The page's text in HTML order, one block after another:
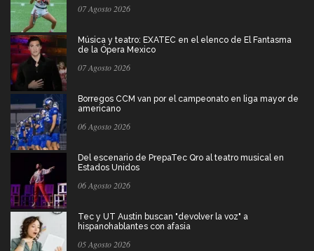
07 Agosto 2026
Música y teatro: EXATEC en el elenco de El Fantasma
de la Ópera Mexico
07 Agosto 2026
Borregos CCM van por el campeonato en liga mayor de
americano
06 Agosto 2026
Del escenario de PrepaTec Qro al teatro musical en
Estados Unidos
06 Agosto 2026
Tec y UT Austin buscan "devolver la voz" a
hispanohablantes con afasia
05 Agosto 2026